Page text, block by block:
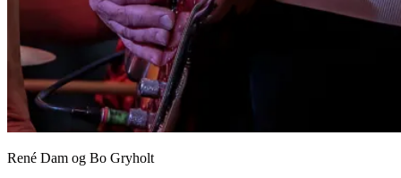
René Dam og Bo Gryholt